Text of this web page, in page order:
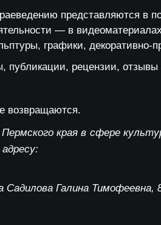
представляются в
— в
графики, декоративно-
рецензии, отзывы
возвращаются.
края в сфере
Галина Тимофеевна,